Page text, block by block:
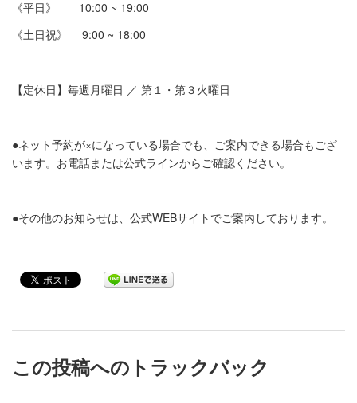
《平日》 10:00 ~ 19:00
《土日祝》
9:00 ~ 18:00
【定休日】毎週月曜日 ／ 第１・第３火曜日
●ネット予約が×になっている場合でも、ご案内できる場合もござ
います。お電話または公式ラインからご確認ください。
●その他のお知らせは、公式WEBサイトでご案内しております。
この投稿へのトラックバック